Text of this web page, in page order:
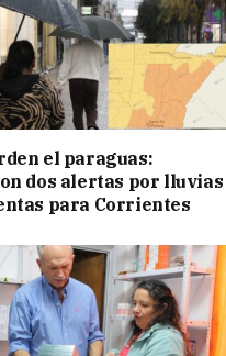
el paraguas:
dos alertas por lluvias
para Corrientes